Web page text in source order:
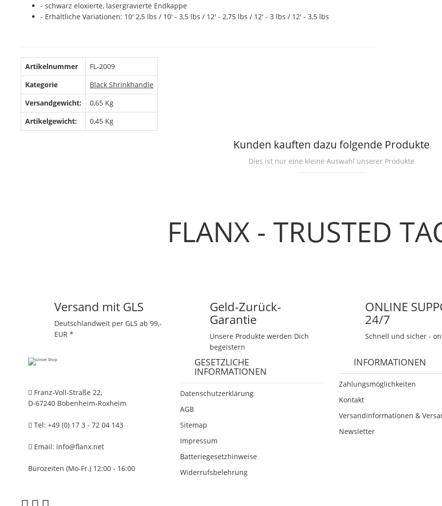
- schwarz eloxierte, lasergravierte Endkappe
- Erhältliche Variationen: 10' 2,5 lbs / 10' - 3,5 lbs / 12' - 2,75 lbs / 12' - 3 lbs / 12' - 3,5 lbs
Artikelnummer
FL-2009
Kategorie
Black Shrinkhandle
Versandgewicht:
0,65 Kg
Artikelgewicht:
0,45 Kg
Kunden kauften dazu folgende Produkte
Dies ist nur eine kleine Auswahl unserer Produkte
FLANX - TRUSTED
Versand mit GLS
Deutschlandweit per GLS ab 99,-
EUR *
Geld-Zurück-
Garantie
Unsere Produkte werden Dich
begeistern
ONLINE
24/7
Schnell und sicher -
Franz-Voll-Straße 22,
D-67240 Bobenheim-Roxheim
Tel: +49 (0) 17 3 - 72 04 143
Email: info@flanx.net
Bürozeiten (Mo-Fr.) 12:00 - 16:00
GESETZLICHE
INFORMATIONEN
Datenschutzerklärung
AGB
Sitemap
Impressum
Batteriegesetzhinweise
Widerrufsbelehrung
INFORMATIONEN
Zahlungsmöglichkeiten
Kontakt
Versandinformationen &
Newsletter